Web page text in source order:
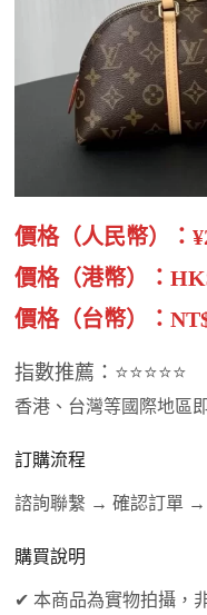
價格（人民幣）：
價格（港幣）：
價格（台幣）：
指數推薦：⭐⭐⭐⭐⭐
香港、台灣等國際地區
訂購流程
諮詢聯繫 → 確認訂單
購買說明
✔ 本商品為實物拍攝，